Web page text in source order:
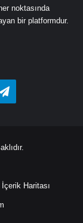
noktasında
bir platformdur.
Telegram
İçerik Haritası